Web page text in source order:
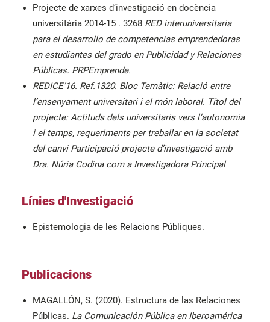
Projecte de xarxes d’investigació en docència
universitària 2014-15 . 3268 RED interuniversitaria
para el desarrollo de competencias emprendedoras
en estudiantes del grado en Publicidad y Relaciones
Públicas. PRPEmprende.
REDICE’16. Ref.1320. Bloc Temàtic: Relació entre
l’ensenyament universitari i el món laboral. Títol del
projecte: Actituds dels universitaris vers l’autonomia
i el temps, requeriments per treballar en la societat
del canvi Participació projecte d’investigació amb
Dra. Núria Codina com a Investigadora Principal
Línies d'Investigació
Epistemologia de les Relacions Públiques.
Publicacions
MAGALLÓN, S. (2020). Estructura de las Relaciones
Públicas. La Comunicación Pública en Iberoamérica